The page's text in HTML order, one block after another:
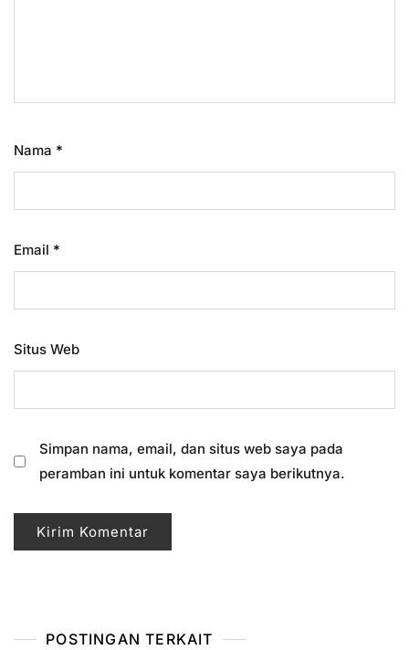
Nama *
Email *
Situs Web
Simpan nama, email, dan situs web saya pada
peramban ini untuk komentar saya berikutnya.
POSTINGAN TERKAIT